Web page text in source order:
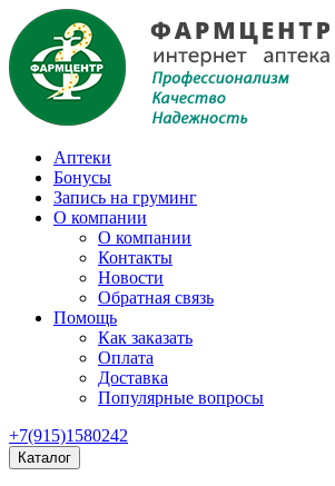
Аптеки
Бонусы
Запись на груминг
О компании
О компании
Контакты
Новости
Обратная связь
Помощь
Как заказать
Оплата
Доставка
Популярные вопросы
+7(915)1580242
Каталог